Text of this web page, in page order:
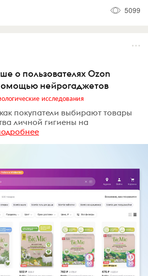
5099
о пользователях Ozon
нейрогаджетов
исследования
покупатели выбирают товары
личной гигиены на